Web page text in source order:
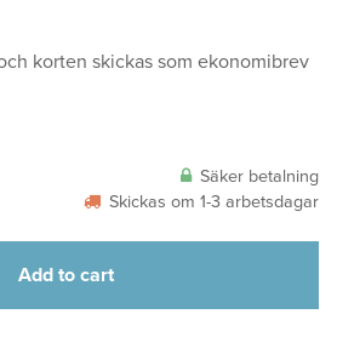
korten skickas som ekonomibrev
Säker betalning
Skickas om 1-3 arbetsdagar
Add to cart